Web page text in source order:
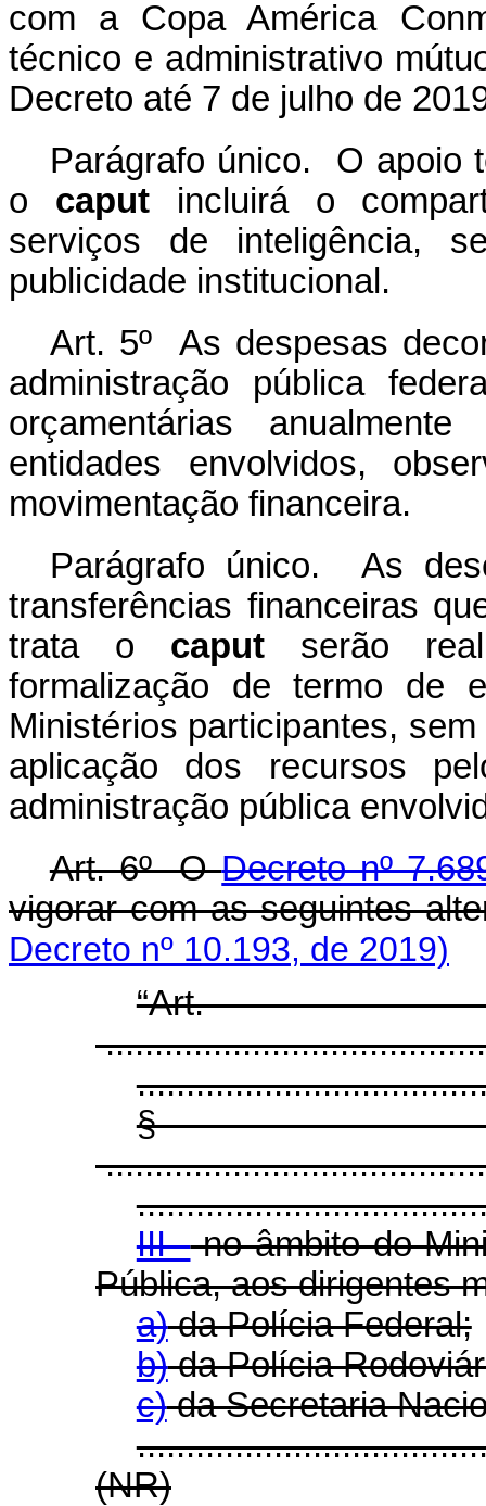
com a Copa América
técnico e administrativo
Decreto até 7 de julho de
Parágrafo único. O apoio
o caputincluirá o
serviços de inteligência,
publicidade institucional.
Art. 5º As despesas
administração pública
orçamentárias
entidades envolvidos,
movimentação financeira.
Parágrafo único. As
transferências financeiras
trata o caputserão
formalização de termo de
Ministérios participantes,
aplicação dos recursos
administração pública
Art. 6º ODecreto nº
vigorar com as seguintes
Decreto nº 10.193, de 2019)
§
III -no âmbito do
Pública, aos dirigentes
a)da Polícia Federal;
b)da Polícia
c)da Secretaria
(NR)